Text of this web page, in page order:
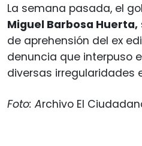
La semana pasada, el
Miguel Barbosa Huerta,
de aprehensión del ex
denuncia que interpuso
diversas irregularidades
Foto: Archivo El